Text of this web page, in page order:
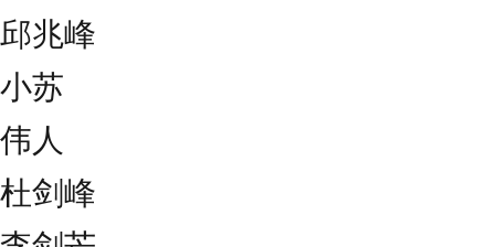
邱兆峰
小苏
伟人
杜剑峰